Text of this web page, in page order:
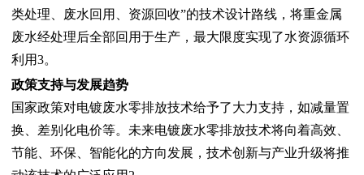
类处理、废水回用、资源回收”的技术设计路线，将重金属
废水经处理后全部回用于生产，最大限度实现了水资源循环
利用3。
政策支持与发展趋势
国家政策对电镀废水零排放技术给予了大力支持，如减量置
换、差别化电价等。未来电镀废水零排放技术将向着高效、
节能、环保、智能化的方向发展，技术创新与产业升级将推